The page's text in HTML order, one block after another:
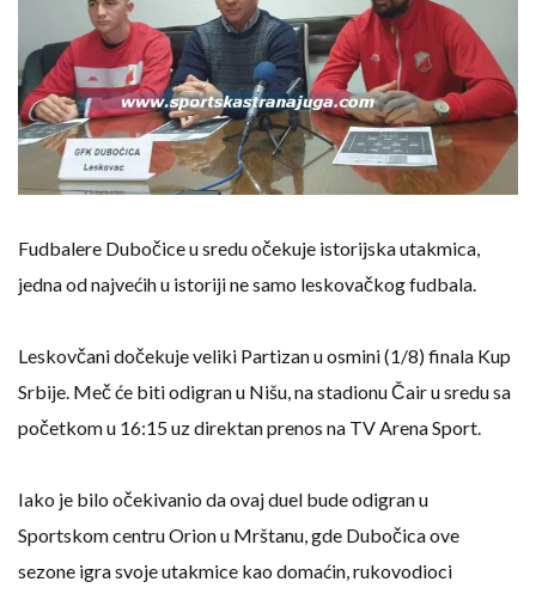
Fudbalere Dubočice u sredu očekuje istorijska utakmica,
jedna od najvećih u istoriji ne samo leskovačkog fudbala.
Leskovčani dočekuje veliki Partizan u osmini (1/8) finala Kup
Srbije. Meč će biti odigran u Nišu, na stadionu Čair u sredu sa
početkom u 16:15 uz direktan prenos na TV Arena Sport.
Iako je bilo očekivanio da ovaj duel bude odigran u
Sportskom centru Orion u Mrštanu, gde Dubočica ove
sezone igra svoje utakmice kao domaćin, rukovodioci